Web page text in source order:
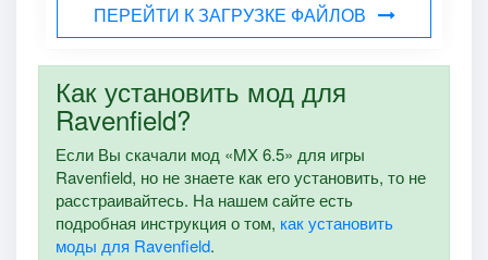
ПЕРЕЙТИ К ЗАГРУЗКЕ ФАЙЛОВ
Как установить мод для
Ravenfield?
Если Вы скачали мод «MX 6.5» для игры
Ravenfield, но не знаете как его установить, то не
расстраивайтесь. На нашем сайте есть
подробная инструкция о том, как установить
моды для Ravenfield.